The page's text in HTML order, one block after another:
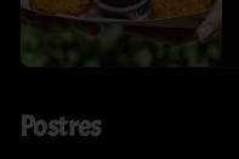
Postres